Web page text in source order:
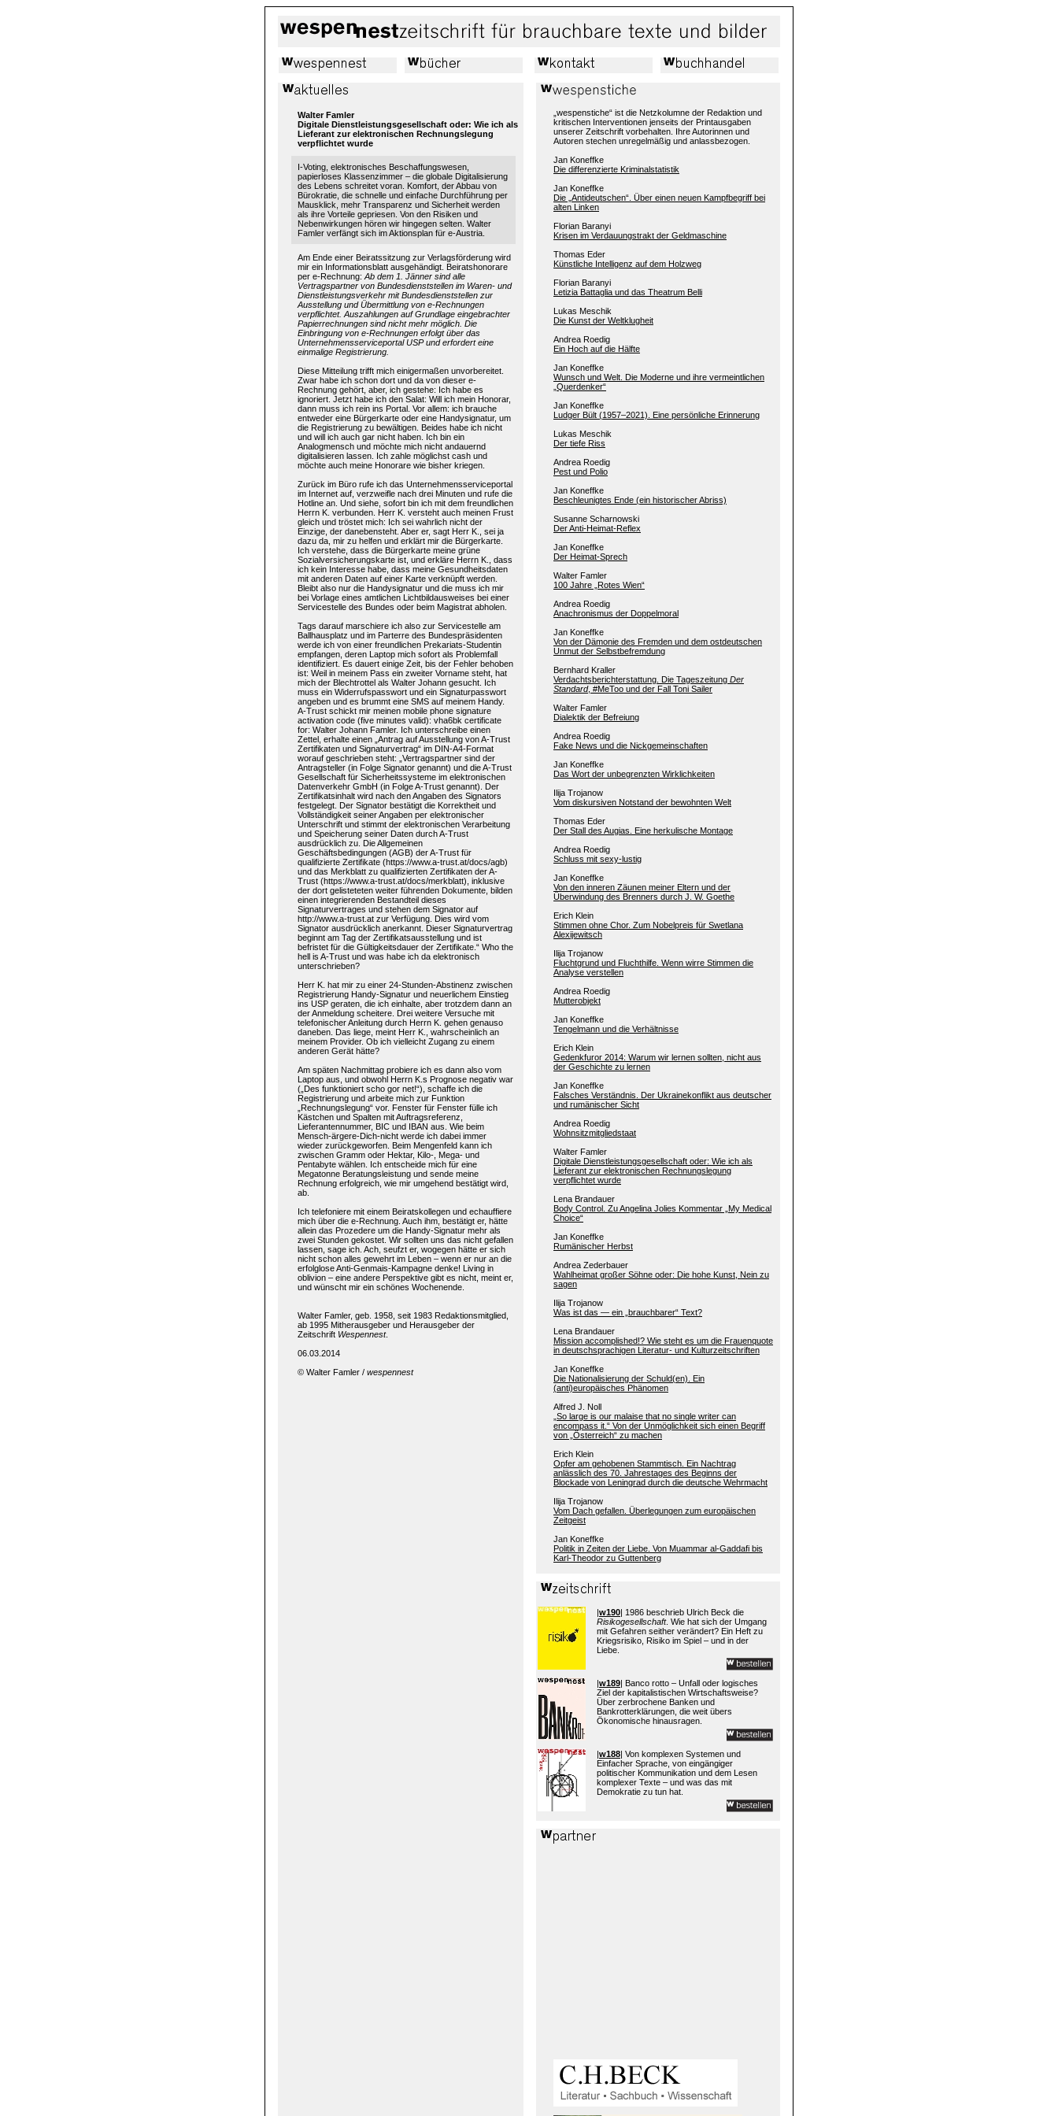
Walter Famler
Digitale Dienstleistungsgesellschaft oder: Wie ich als
Lieferant zur elektronischen Rechnungslegung
verpflichtet wurde
I-Voting, elektronisches Beschaffungswesen,
papierloses Klassenzimmer – die globale Digitalisierung
des Lebens schreitet voran. Komfort, der Abbau von
Bürokratie, die schnelle und einfache Durchführung per
Mausklick, mehr Transparenz und Sicherheit werden
als ihre Vorteile gepriesen. Von den Risiken und
Nebenwirkungen hören wir hingegen selten. Walter
Famler verfängt sich im Aktionsplan für e-Austria.
Am Ende einer Beiratssitzung zur Verlagsförderung wird
mir ein Informationsblatt ausgehändigt. Beiratshonorare
per e-Rechnung: Ab dem 1. Jänner sind alle
Vertragspartner von Bundesdienststellen im Waren- und
Dienstleistungsverkehr mit Bundesdienststellen zur
Ausstellung und Übermittlung von e-Rechnungen
verpflichtet. Auszahlungen auf Grundlage eingebrachter
Papierrechnungen sind nicht mehr möglich. Die
Einbringung von e-Rechnungen erfolgt über das
Unternehmensserviceportal USP und erfordert eine
einmalige Registrierung.
Diese Mitteilung trifft mich einigermaßen unvorbereitet.
Zwar habe ich schon dort und da von dieser e-
Rechnung gehört, aber, ich gestehe: Ich habe es
ignoriert. Jetzt habe ich den Salat: Will ich mein Honorar,
dann muss ich rein ins Portal. Vor allem: ich brauche
entweder eine Bürgerkarte oder eine Handysignatur, um
die Registrierung zu bewältigen. Beides habe ich nicht
und will ich auch gar nicht haben. Ich bin ein
Analogmensch und möchte mich nicht andauernd
digitalisieren lassen. Ich zahle möglichst cash und
möchte auch meine Honorare wie bisher kriegen.
Zurück im Büro rufe ich das Unternehmensserviceportal
im Internet auf, verzweifle nach drei Minuten und rufe die
Hotline an. Und siehe, sofort bin ich mit dem freundlichen
Herrn K. verbunden. Herr K. versteht auch meinen Frust
gleich und tröstet mich: Ich sei wahrlich nicht der
Einzige, der danebensteht. Aber er, sagt Herr K., sei ja
dazu da, mir zu helfen und erklärt mir die Bürgerkarte.
Ich verstehe, dass die Bürgerkarte meine grüne
Sozialversicherungskarte ist, und erkläre Herrn K., dass
ich kein Interesse habe, dass meine Gesundheitsdaten
mit anderen Daten auf einer Karte verknüpft werden.
Bleibt also nur die Handysignatur und die muss ich mir
bei Vorlage eines amtlichen Lichtbildausweises bei einer
Servicestelle des Bundes oder beim Magistrat abholen.
Tags darauf marschiere ich also zur Servicestelle am
Ballhausplatz und im Parterre des Bundespräsidenten
werde ich von einer freundlichen Prekariats-Studentin
empfangen, deren Laptop mich sofort als Problemfall
identifiziert. Es dauert einige Zeit, bis der Fehler behoben
ist: Weil in meinem Pass ein zweiter Vorname steht, hat
mich der Blechtrottel als Walter Johann gesucht. Ich
muss ein Widerrufspasswort und ein Signaturpasswort
angeben und es brummt eine SMS auf meinem Handy.
A-Trust schickt mir meinen mobile phone signature
activation code (five minutes valid): vha6bk certificate
for: Walter Johann Famler. Ich unterschreibe einen
Zettel, erhalte einen „Antrag auf Ausstellung von A-Trust
Zertifikaten und Signaturvertrag“ im DIN-A4-Format
worauf geschrieben steht: „Vertragspartner sind der
Antragsteller (in Folge Signator genannt) und die A-Trust
Gesellschaft für Sicherheitssysteme im elektronischen
Datenverkehr GmbH (in Folge A-Trust genannt). Der
Zertifikatsinhalt wird nach den Angaben des Signators
festgelegt. Der Signator bestätigt die Korrektheit und
Vollständigkeit seiner Angaben per elektronischer
Unterschrift und stimmt der elektronischen Verarbeitung
und Speicherung seiner Daten durch A-Trust
ausdrücklich zu. Die Allgemeinen
Geschäftsbedingungen (AGB) der A-Trust für
qualifizierte Zertifikate (https://www.a-trust.at/docs/agb)
und das Merkblatt zu qualifizierten Zertifikaten der A-
Trust (https://www.a-trust.at/docs/merkblatt), inklusive
der dort gelisteteten weiter führenden Dokumente, bilden
einen integrierenden Bestandteil dieses
Signaturvertrages und stehen dem Signator auf
http://www.a-trust.at zur Verfügung. Dies wird vom
Signator ausdrücklich anerkannt. Dieser Signaturvertrag
beginnt am Tag der Zertifikatsausstellung und ist
befristet für die Gültigkeitsdauer der Zertifikate.“ Who the
hell is A-Trust und was habe ich da elektronisch
unterschrieben?
Herr K. hat mir zu einer 24-Stunden-Abstinenz zwischen
Registrierung Handy-Signatur und neuerlichem Einstieg
ins USP geraten, die ich einhalte, aber trotzdem dann an
der Anmeldung scheitere. Drei weitere Versuche mit
telefonischer Anleitung durch Herrn K. gehen genauso
daneben. Das liege, meint Herr K., wahrscheinlich an
meinem Provider. Ob ich vielleicht Zugang zu einem
anderen Gerät hätte?
Am späten Nachmittag probiere ich es dann also vom
Laptop aus, und obwohl Herrn K.s Prognose negativ war
(„Des funktioniert scho gor net!“), schaffe ich die
Registrierung und arbeite mich zur Funktion
„Rechnungslegung“ vor. Fenster für Fenster fülle ich
Kästchen und Spalten mit Auftragsreferenz,
Lieferantennummer, BIC und IBAN aus. Wie beim
Mensch-ärgere-Dich-nicht werde ich dabei immer
wieder zurückgeworfen. Beim Mengenfeld kann ich
zwischen Gramm oder Hektar, Kilo-, Mega- und
Pentabyte wählen. Ich entscheide mich für eine
Megatonne Beratungsleistung und sende meine
Rechnung erfolgreich, wie mir umgehend bestätigt wird,
ab.
Ich telefoniere mit einem Beiratskollegen und echauffiere
mich über die e-Rechnung. Auch ihm, bestätigt er, hätte
allein das Prozedere um die Handy-Signatur mehr als
zwei Stunden gekostet. Wir sollten uns das nicht gefallen
lassen, sage ich. Ach, seufzt er, wogegen hätte er sich
nicht schon alles gewehrt im Leben – wenn er nur an die
erfolglose Anti-Genmais-Kampagne denke! Living in
oblivion – eine andere Perspektive gibt es nicht, meint er,
und wünscht mir ein schönes Wochenende.
Walter Famler, geb. 1958, seit 1983 Redaktionsmitglied,
ab 1995 Mitherausgeber und Herausgeber der
Zeitschrift Wespennest.
06.03.2014
© Walter Famler / wespennest
„wespenstiche“ ist die Netzkolumne der Redaktion und
kritischen Interventionen jenseits der Printausgaben
unserer Zeitschrift vorbehalten. Ihre Autorinnen und
Autoren stechen unregelmäßig und anlassbezogen.
Jan Koneffke
Die differenzierte Kriminalstatistik
Jan Koneffke
Die „Antideutschen“. Über einen neuen Kampfbegriff bei
alten Linken
Florian Baranyi
Krisen im Verdauungstrakt der Geldmaschine
Thomas Eder
Künstliche Intelligenz auf dem Holzweg
Florian Baranyi
Letizia Battaglia und das Theatrum Belli
Lukas Meschik
Die Kunst der Weltklugheit
Andrea Roedig
Ein Hoch auf die Hälfte
Jan Koneffke
Wunsch und Welt. Die Moderne und ihre vermeintlichen
„Querdenker“
Jan Koneffke
Ludger Bült (1957–2021). Eine persönliche Erinnerung
Lukas Meschik
Der tiefe Riss
Andrea Roedig
Pest und Polio
Jan Koneffke
Beschleunigtes Ende (ein historischer Abriss)
Susanne Scharnowski
Der Anti-Heimat-Reflex
Jan Koneffke
Der Heimat-Sprech
Walter Famler
100 Jahre „Rotes Wien“
Andrea Roedig
Anachronismus der Doppelmoral
Jan Koneffke
Von der Dämonie des Fremden und dem ostdeutschen
Unmut der Selbstbefremdung
Bernhard Kraller
Verdachtsberichterstattung. Die Tageszeitung Der
Standard, #MeToo und der Fall Toni Sailer
Walter Famler
Dialektik der Befreiung
Andrea Roedig
Fake News und die Nickgemeinschaften
Jan Koneffke
Das Wort der unbegrenzten Wirklichkeiten
Ilija Trojanow
Vom diskursiven Notstand der bewohnten Welt
Thomas Eder
Der Stall des Augias. Eine herkulische Montage
Andrea Roedig
Schluss mit sexy-lustig
Jan Koneffke
Von den inneren Zäunen meiner Eltern und der
Überwindung des Brenners durch J. W. Goethe
Erich Klein
Stimmen ohne Chor. Zum Nobelpreis für Swetlana
Alexijewitsch
Ilija Trojanow
Fluchtgrund und Fluchthilfe. Wenn wirre Stimmen die
Analyse verstellen
Andrea Roedig
Mutterobjekt
Jan Koneffke
Tengelmann und die Verhältnisse
Erich Klein
Gedenkfuror 2014: Warum wir lernen sollten, nicht aus
der Geschichte zu lernen
Jan Koneffke
Falsches Verständnis. Der Ukrainekonflikt aus deutscher
und rumänischer Sicht
Andrea Roedig
Wohnsitzmitgliedstaat
Walter Famler
Digitale Dienstleistungsgesellschaft oder: Wie ich als
Lieferant zur elektronischen Rechnungslegung
verpflichtet wurde
Lena Brandauer
Body Control. Zu Angelina Jolies Kommentar „My Medical
Choice“
Jan Koneffke
Rumänischer Herbst
Andrea Zederbauer
Wahlheimat großer Söhne oder: Die hohe Kunst, Nein zu
sagen
Ilija Trojanow
Was ist das — ein „brauchbarer“ Text?
Lena Brandauer
Mission accomplished!? Wie steht es um die Frauenquote
in deutschsprachigen Literatur- und Kulturzeitschriften
Jan Koneffke
Die Nationalisierung der Schuld(en). Ein
(anti)europäisches Phänomen
Alfred J. Noll
„So large is our malaise that no single writer can
encompass it.“ Von der Unmöglichkeit sich einen Begriff
von „Österreich“ zu machen
Erich Klein
Opfer am gehobenen Stammtisch. Ein Nachtrag
anlässlich des 70. Jahrestages des Beginns der
Blockade von Leningrad durch die deutsche Wehrmacht
Ilija Trojanow
Vom Dach gefallen. Überlegungen zum europäischen
Zeitgeist
Jan Koneffke
Politik in Zeiten der Liebe. Von Muammar al-Gaddafi bis
Karl-Theodor zu Guttenberg
|w190| 1986 beschrieb Ulrich Beck die
Risikogesellschaft. Wie hat sich der Umgang
mit Gefahren seither verändert? Ein Heft zu
Kriegsrisiko, Risiko im Spiel – und in der
Liebe.
|w189| Banco rotto – Unfall oder logisches
Ziel der kapitalistischen Wirtschaftsweise?
Über zerbrochene Banken und
Bankrotterklärungen, die weit übers
Ökonomische hinausragen.
|w188| Von komplexen Systemen und
Einfacher Sprache, von eingängiger
politischer Kommunikation und dem Lesen
komplexer Texte – und was das mit
Demokratie zu tun hat.